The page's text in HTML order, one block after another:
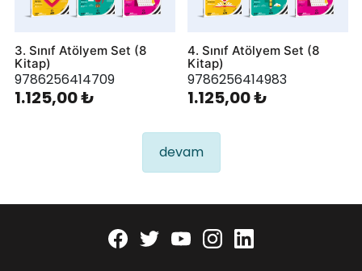
3. Sınıf Atölyem Set (8
Kitap)
9786256414709
1.125,00 ₺
4. Sınıf Atölyem Set (8
Kitap)
9786256414983
1.125,00 ₺
devam
Facebook
twitteryoutubeinstagram